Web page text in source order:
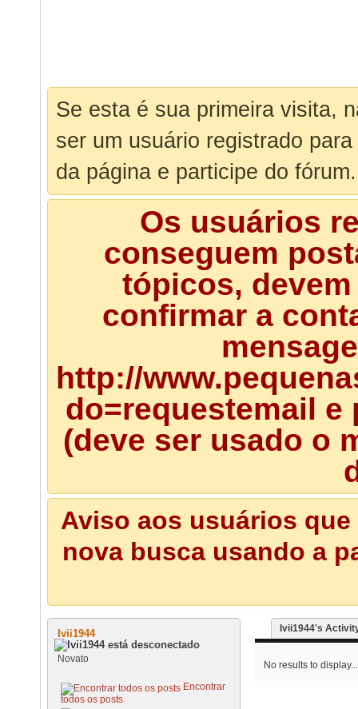
Se esta é sua primeira visita,
ser um usuário registrado
da página e participe do fórum.
Os usuários
conseguem
tópicos,
confirmar a
http://
do=requestemail
(deve ser usado o
Aviso aos usuários
nova busca usando a
Ivii1944
Novato
Encontrar
todos os posts
Ivii1944's
No results to display...